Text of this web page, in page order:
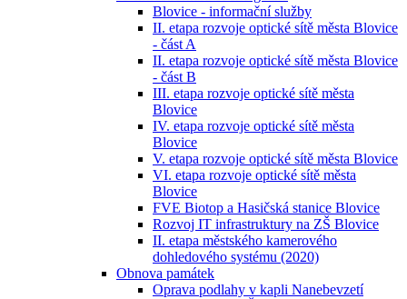
Blovice - informační služby
II. etapa rozvoje optické sítě města Blovice
- část A
II. etapa rozvoje optické sítě města Blovice
- část B
III. etapa rozvoje optické sítě města
Blovice
IV. etapa rozvoje optické sítě města
Blovice
V. etapa rozvoje optické sítě města Blovice
VI. etapa rozvoje optické sítě města
Blovice
FVE Biotop a Hasičská stanice Blovice
Rozvoj IT infrastruktury na ZŠ Blovice
II. etapa městského kamerového
dohledového systému (2020)
Obnova památek
Oprava podlahy v kapli Nanebevzetí